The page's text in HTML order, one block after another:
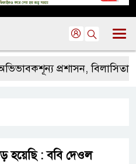
প্রশাসন, ‎বিলাসিতায়
হয়েছি : ববি দেওল